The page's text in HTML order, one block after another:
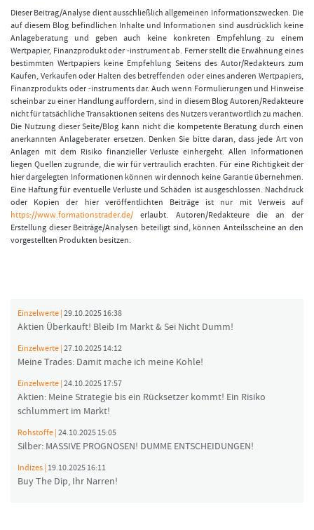
Dieser Beitrag/Analyse dient ausschließlich allgemeinen Informationszwecken. Die
auf diesem Blog befindlichen Inhalte und Informationen sind ausdrücklich keine
Anlageberatung und geben auch keine konkreten Empfehlung zu einem
Wertpapier, Finanzprodukt oder -instrument ab. Ferner stellt die Erwähnung eines
bestimmten Wertpapiers keine Empfehlung Seitens des Autor/Redakteurs zum
Kaufen, Verkaufen oder Halten des betreffenden oder eines anderen Wertpapiers,
Finanzprodukts oder -instruments dar. Auch wenn Formulierungen und Hinweise
scheinbar zu einer Handlung auffordern, sind in diesem Blog Autoren/Redakteure
nicht für tatsächliche Transaktionen seitens des Nutzers verantwortlich zu machen.
Die Nutzung dieser Seite/Blog kann nicht die kompetente Beratung durch einen
anerkannten Anlageberater ersetzen. Denken Sie bitte daran, dass jede Art von
Anlagen mit dem Risiko finanzieller Verluste einhergeht. Allen Informationen
liegen Quellen zugrunde, die wir für vertraulich erachten. Für eine Richtigkeit der
hier dargelegten Informationen können wir dennoch keine Garantie übernehmen.
Eine Haftung für eventuelle Verluste und Schäden ist ausgeschlossen. Nachdruck
oder Kopien der hier veröffentlichten Beiträge ist nur mit Verweis auf
https://www.formationstrader.de/ erlaubt. Autoren/Redakteure die an der
Erstellung dieser Beiträge/Analysen beteiligt sind, können Anteilsscheine an den
vorgestellten Produkten besitzen.
Einzelwerte | 29.10.2025 16:38
Aktien Überkauft! Bleib Im Markt & Sei Nicht Dumm!
Einzelwerte | 27.10.2025 14:12
Meine Trades: Damit mache ich meine Kohle!
Einzelwerte | 24.10.2025 17:57
Aktien: Meine Strategie bis ein Rücksetzer kommt! Ein Risiko
schlummert im Markt!
Rohstoffe | 24.10.2025 15:05
Silber: MASSIVE PROGNOSEN! DUMME ENTSCHEIDUNGEN!
Indizes | 19.10.2025 16:11
Buy The Dip, Ihr Narren!